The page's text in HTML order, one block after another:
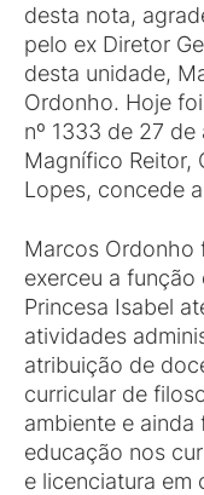
desta nota,
pelo ex Diretor
desta unidade,
Ordonho. Hoje
nº 1333 de 27
Magnífico Reitor,
Lopes, concede
Marcos Ordonho
exerceu a
Princesa Isabel
atividades
atribuição de
curricular de
ambiente e
educação nos
e licenciatura em